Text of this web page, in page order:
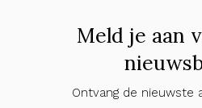
Meld je aan
Ontvang de nieuwste